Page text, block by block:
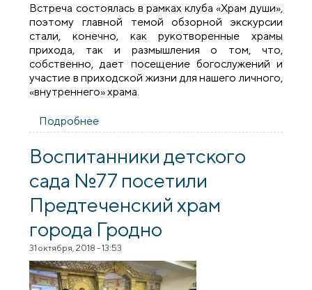
Встреча состоялась в рамках клуба «Храм души»,
поэтому главной темой обзорной экскурсии
стали, конечно, как рукотворенные храмы
прихода, так и размышления о том, что,
собственно, дает посещение богослужений и
участие в приходской жизни для нашего личного,
«внутреннего» храма.
Подробнее
посетили гости из клуба «Храм души»
Воспитанники детского
сада №77 посетили
Предтеченский храм
города Гродно
31 октября, 2018 - 13:53